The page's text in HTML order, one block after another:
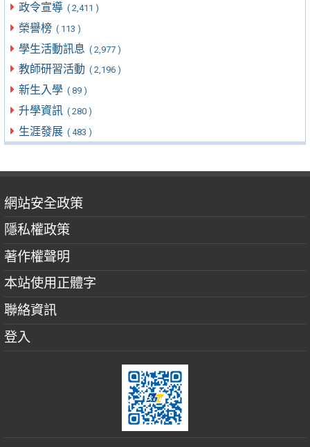
政令宣導 ( 2,411 )
榮譽榜 ( 113 )
學生活動訊息 ( 2,977 )
教師研習活動 ( 2,196 )
新生入學 ( 89 )
升學資訊 ( 280 )
生涯發展 ( 483 )
網站安全政策
隱私權政策
著作權聲明
本站使用正體字
聯絡資訊
登入